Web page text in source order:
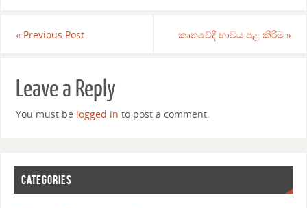
«Previous Post කෘතවේදී භාවය පළ කිරීම»
Leave a Reply
You must be logged in to post a comment.
CATEGORIES